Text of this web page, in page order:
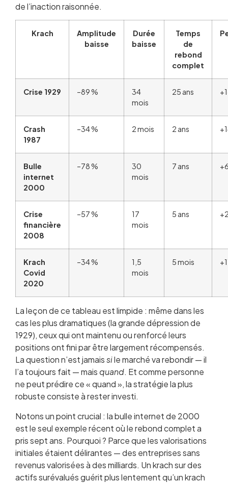
de l’inaction raisonnée.
Krach
Amplitude
baisse
Durée
baisse
Temps
de
rebond
complet
Crise 1929 –89 %
34
mois
25 ans
Crash
1987
–34 % 2 mois 2 ans
Bulle
internet
2000
–78 %
30
mois
7 ans
Crise
financière
2008
–57 %
17
mois
5 ans
Krach
Covid
2020
–34 %
1,5
mois
5 mois
La leçon de ce tableau est limpide : même dans les
cas les plus dramatiques (la grande dépression de
1929), ceux qui ont maintenu ou renforcé leurs
positions ont fini par être largement récompensés.
La question n’est jamaissile marché va rebondir — il
l’a toujours fait — mais quand. Et comme personne
ne peut prédire ce « quand », la stratégie la plus
robuste consiste à rester investi.
Notons un point crucial : la bulle internet de 2000
est le seul exemple récent où le rebond complet a
pris sept ans. Pourquoi ? Parce que les valorisations
initiales étaient délirantes — des entreprises sans
revenus valorisées à des milliards. Un krach sur des
actifs surévalués guérit plus lentement qu’un krach